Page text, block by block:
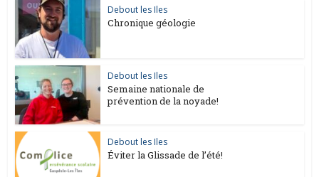
Debout les Iles
Chronique géologie
Debout les Iles
Semaine nationale de
prévention de la noyade!
Debout les Iles
Éviter la Glissade de l’été!